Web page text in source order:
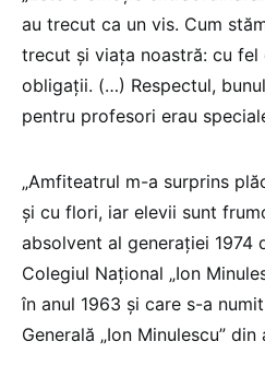
au trecut ca un vis. Cum
trecut și viața noastră: cu
obligații. (…) Respectul,
pentru profesori erau
„Amfiteatrul m-a surprins
și cu flori, iar elevii sunt
absolvent al generației 1974
Colegiul Național „Ion
în anul 1963 și care s-a
Generală „Ion Minulescu” din